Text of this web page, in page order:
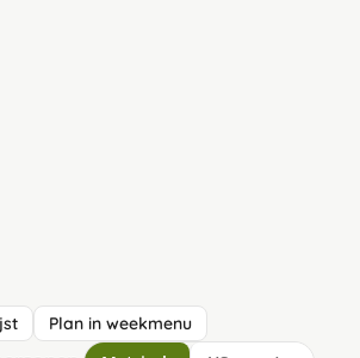
Plan in weekmenu